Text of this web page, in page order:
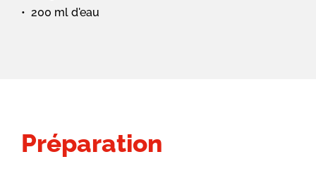
200 ml d'eau
Préparation